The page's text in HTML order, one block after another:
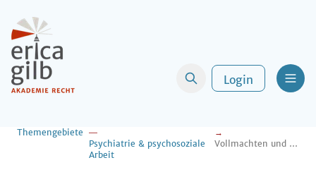
Login
Themengebiete
Psychiatrie & psychosoziale
Arbeit
Vollmachten und Verfügungen bei Menschen mit psychischen Erkrankungen